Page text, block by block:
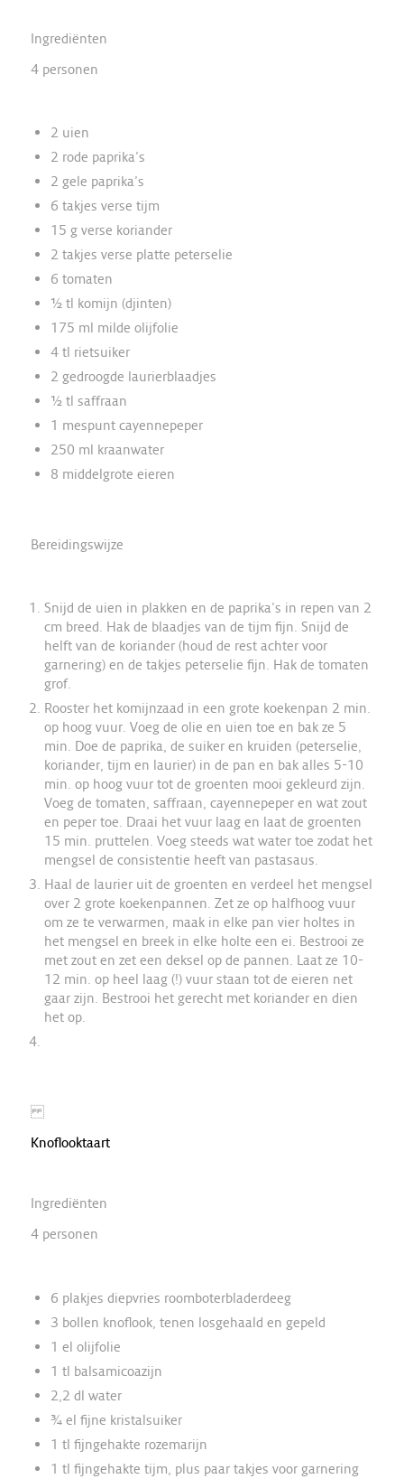
Ingrediënten
4 personen
2 uien
2 rode paprika’s
2 gele paprika’s
6 takjes verse tijm
15 g verse koriander
2 takjes verse platte peterselie
6 tomaten
½ tl komijn (djinten)
175 ml milde olijfolie
4 tl rietsuiker
2 gedroogde laurierblaadjes
½ tl saffraan
1 mespunt cayennepeper
250 ml kraanwater
8 middelgrote eieren
Bereidingswijze
Snijd de uien in plakken en de paprika’s in repen van 2
cm breed. Hak de blaadjes van de tijm fijn. Snijd de
helft van de koriander (houd de rest achter voor
garnering) en de takjes peterselie fijn. Hak de tomaten
grof.
Rooster het komijnzaad in een grote koekenpan 2 min.
op hoog vuur. Voeg de olie en uien toe en bak ze 5
min. Doe de paprika, de suiker en kruiden (peterselie,
koriander, tijm en laurier) in de pan en bak alles 5-10
min. op hoog vuur tot de groenten mooi gekleurd zijn.
Voeg de tomaten, saffraan, cayennepeper en wat zout
en peper toe. Draai het vuur laag en laat de groenten
15 min. pruttelen. Voeg steeds wat water toe zodat het
mengsel de consistentie heeft van pastasaus.
Haal de laurier uit de groenten en verdeel het mengsel
over 2 grote koekenpannen. Zet ze op halfhoog vuur
om ze te verwarmen, maak in elke pan vier holtes in
het mengsel en breek in elke holte een ei. Bestrooi ze
met zout en zet een deksel op de pannen. Laat ze 10-
12 min. op heel laag (!) vuur staan tot de eieren net
gaar zijn. Bestrooi het gerecht met koriander en dien
het op.
Knoflooktaart
Ingrediënten
4 personen
6 plakjes diepvries roomboterbladerdeeg
3 bollen knoflook, tenen losgehaald en gepeld
1 el olijfolie
1 tl balsamicoazijn
2,2 dl water
¾ el fijne kristalsuiker
1 tl fijngehakte rozemarijn
1 tl fijngehakte tijm, plus paar takjes voor garnering